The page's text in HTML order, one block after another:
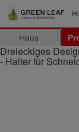
Haus
Dreieckiges
- Halter für